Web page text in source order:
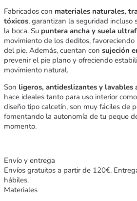
Fabricados con materiales naturales,
tóxicos, garantizan la seguridad incluso
la boca. Su puntera ancha y suela
movimiento de los deditos,
del pie. Además, cuentan con sujeción
prevenir el pie plano y ofreciendo
movimiento natural.
Son ligeros, antideslizantes y lavables
hace ideales tanto para uso interior
diseño tipo calcetín, son muy fáciles de
fomentando la autonomía de tu peque
momento.
Envío y entrega
Envíos gratuitos a partir de 120€.
hábiles.
Materiales